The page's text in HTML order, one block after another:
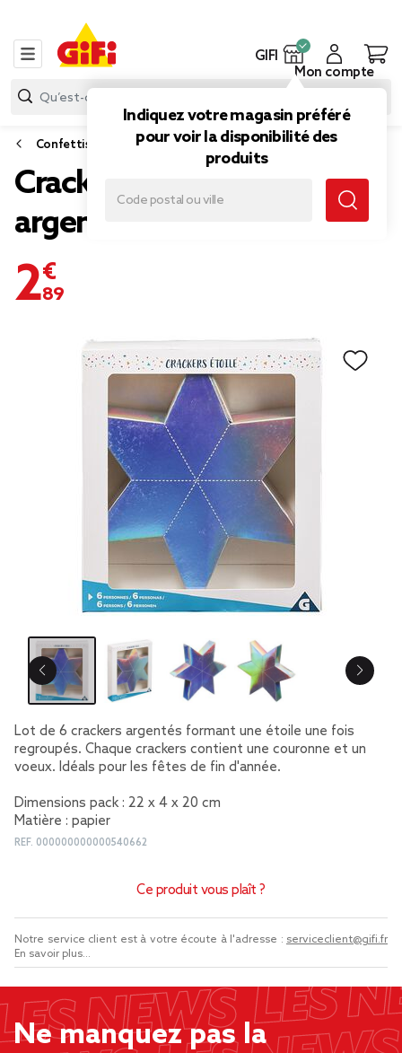
GIFI
Indiquez votre magasin préféré
pour voir la disponibilité des
produits
Mon compte
Confettis, cotillons et serpentins
Crackers forme étoile
argentée x6
2,89 €
Lot de 6 crackers argentés formant une étoile une fois
regroupés. Chaque crackers contient une couronne et un
voeux. Idéals pour les fêtes de fin d'année.
Dimensions pack : 22 x 4 x 20 cm
Matière : papier
REF. 000000000000540662
Ce produit vous plaît ?
Notre service client est à votre écoute à l'adresse : serviceclient@gifi.fr
En savoir plus...
Ne manquez pas la